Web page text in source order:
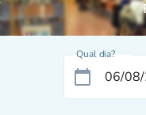
Qual dia?
calendar_today